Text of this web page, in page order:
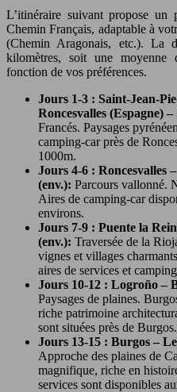
L’itinéraire suivant propose
Chemin Français, adaptable à
(Chemin Aragonais, etc.). La
kilomètres, soit une
fonction de vos préférences.
Jours 1-3 : Saint-Jean-
Roncesvalles (Espagne)
Francés. Paysages
camping-car près de
1000m.
Jours 4-6 : Roncesvalles
(env.): Parcours vallonné.
Aires de camping-car
environs.
Jours 7-9 : Puente la
(env.): Traversée de la
vignes et villages
aires de services et
Jours 10-12 : Logroño –
Paysages de plaines.
riche patrimoine
sont situées près de Burgos.
Jours 13-15 : Burgos –
Approche des plaines de
magnifique, riche en
services sont disponibles